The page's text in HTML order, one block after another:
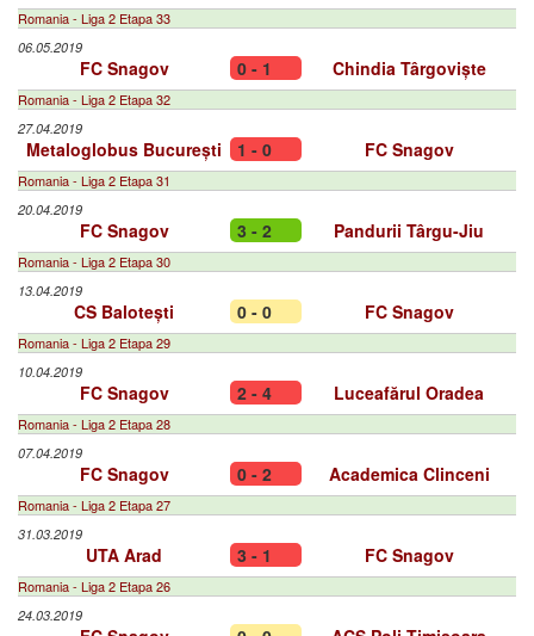
Romania - Liga 2 Etapa 33
06.05.2019
FC Snagov 0 - 1 Chindia Târgoviște
Romania - Liga 2 Etapa 32
27.04.2019
Metaloglobus București 1 - 0 FC Snagov
Romania - Liga 2 Etapa 31
20.04.2019
FC Snagov 3 - 2 Pandurii Târgu-Jiu
Romania - Liga 2 Etapa 30
13.04.2019
CS Balotești 0 - 0 FC Snagov
Romania - Liga 2 Etapa 29
10.04.2019
FC Snagov 2 - 4 Luceafărul Oradea
Romania - Liga 2 Etapa 28
07.04.2019
FC Snagov 0 - 2 Academica Clinceni
Romania - Liga 2 Etapa 27
31.03.2019
UTA Arad 3 - 1 FC Snagov
Romania - Liga 2 Etapa 26
24.03.2019